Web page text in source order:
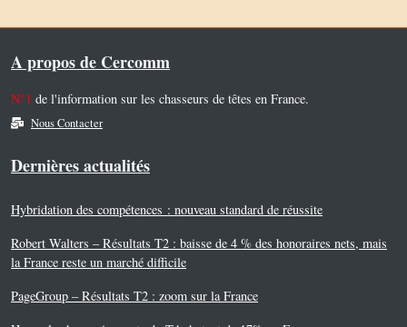
A propos de Cercomm
N°1 de l'information sur les chasseurs de têtes en France.
Nous Contacter
Dernières actualités
Hybridation des compétences : nouveau standard de réussite
Robert Walters – Résultats T2 : baisse de 4 % des honoraires nets, mais
la France reste un marché difficile
PageGroup – Résultats T2 : zoom sur la France